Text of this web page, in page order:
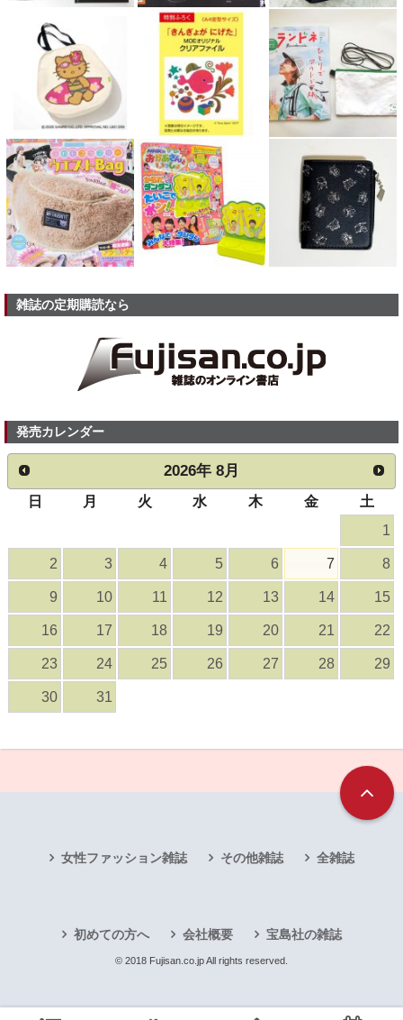
雑誌の定期購読なら
発売カレンダー
2026年 8月
日 月 火 水 木 金
土
1
2 3 4 5 6 7 8
9 10 11 12 13 14 15
16 17 18 19 20 21 22
23 24 25 26 27 28 29
30 31
女性ファッション雑誌 その他雑誌 全雑誌
初めての方へ 会社概要 宝島社の雑誌
© 2018 Fujisan.co.jp All rights reserved.